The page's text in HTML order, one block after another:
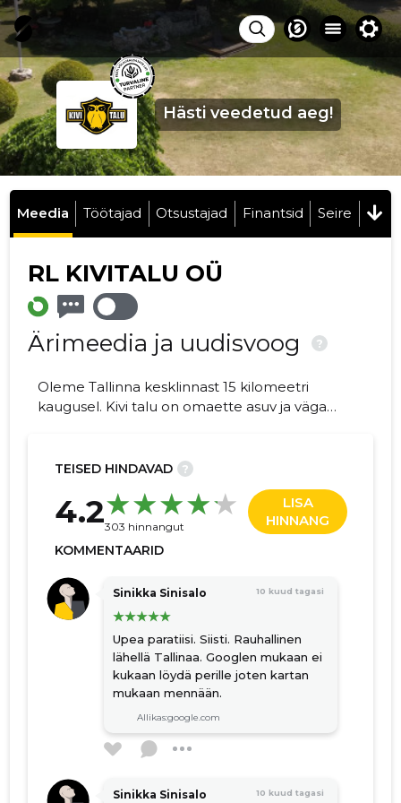
Hästi veedetud aeg!
Meedia Töötajad Otsustajad Finantsid Seire
RL KIVITALU OÜ
Ärimeedia ja uudisvoog ?
Oleme Tallinna kesklinnast 15 kilomeetri
kaugusel. Kivi talu on omaette asuv ja väga
majutusvõimalusi.
TEISED HINDAVAD ?
4.2303 hinnangut
LISA
HINNANG
KOMMENTAARID
Sinikka Sinisalo 10 kuud tagasi
Upea paratiisi. Siisti. Rauhallinen
lähellä Tallinaa. Googlen mukaan ei
kukaan löydä perille joten kartan
mukaan mennään.
Allikas:google.com
Sinikka Sinisalo 10 kuud tagasi